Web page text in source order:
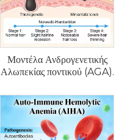
Μοντέλα Ανδρογενετικής
Αλωπεκίας ποντικού (AGA).